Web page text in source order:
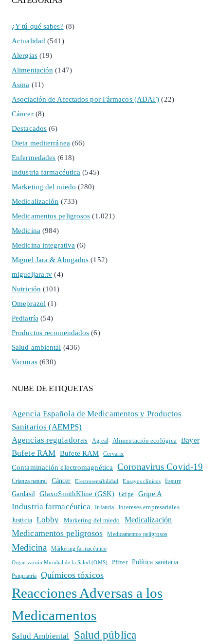
¿Y tú qué sabes? (8)
Actualidad (541)
Alergias(19)
Alimentación (147)
Asma (11)
Asociación de Afectados por Fármacos (ADAF) (22)
Cáncer(8)
Destacados (6)
Dieta mediterránea(66)
Enfermedades (618)
Industria farmacéutica (545)
Marketing del miedo (280)
Medicalización (733)
Medicamentos peligrosos (1.021)
Medicina(984)
Medicina integrativa (6)
Miguel Jara & Abogados (152)
migueljara.tv (4)
Nutrición(101)
Omeprazol(1)
Pediatría(54)
Productos recomendados (6)
Salud ambiental (436)
Vacunas(630)
NUBE DE ETIQUETAS
Agencia Española de Medicamentos y Productos
Sanitarios (AEMPS)
Agencias reguladoras
Agreal Alimentación ecológica Bayer
Bufete RAM Bufete RAM Cervarix
Contaminación electromagnética Coronavirus Covid-19
Crianza natural Cáncer Electrosensibilidad Ensayos clínicos Essure
Gardasil GlaxoSmithKline (GSK) Gripe Gripe A
Industria farmacéutica Infancia
Intereses empresariales
Justicia
Lobby Marketing del miedo Medicalización
Medicamentos peligrosos Medicamentos peligrosos
Medicina Márketing farmacéutico
Organización Mundial de la Salud (OMS) Pfizer Política sanitaria
Psiquiatría Químicos tóxicos
Reacciones Adversas a los
Medicamentos
Salud Ambiental Salud pública